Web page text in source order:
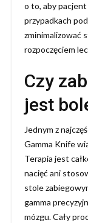
o to, aby
przypadkach
zminimalizować
rozpoczęciem
Czy
jest
Jednym z
Gamma Knife
Terapia jest
nacięć ani
stole
gamma
mózgu. Cały